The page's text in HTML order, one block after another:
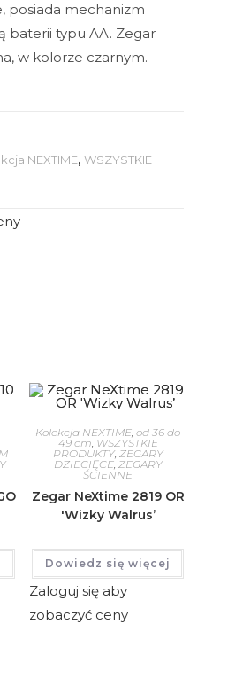
posiada mechanizm
baterii typu AA. Zegar
w kolorze czarnym.
NEXTIME, WSZYSTKIE
Kolekcja NEXTIME,od 36 do
49 cm, WSZYSTKIE
PRODUKTY, ZEGARY
DZIECIĘCE, ZEGARY
ŚCIENNE
Zegar NeXtime 2819 OR
'Wizky Walrus’
Dowiedz się więcej
Zaloguj się aby
zobaczyć ceny